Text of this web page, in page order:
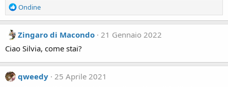
R
e
a
c
i
o
s
Ondine
Zingaro di Macondo 21 Gennaio 2022
Ciao Silvia, come stai?
qweedy 25 Aprile 2021